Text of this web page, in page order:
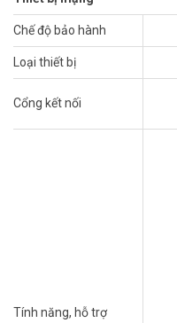
Kết nối kém gây
Mạng chậm khiến họp
camera IoT mất kết nối.
online được. Nhà lớn, văn
Giải pháp Deco
đỉnh cao dành
Phủ sóng rộng, tốc
Chế độ bảo hành
Loại thiết bị
Cổng kết nối
Tính năng, hỗ trợ